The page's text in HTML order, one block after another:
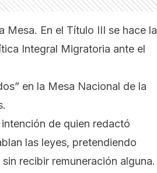
Mesa. En el Título III se hace la
Integral Migratoria ante el
en la Mesa Nacional de la
de quien redactó
las leyes, pretendiendo
recibir remuneración alguna.